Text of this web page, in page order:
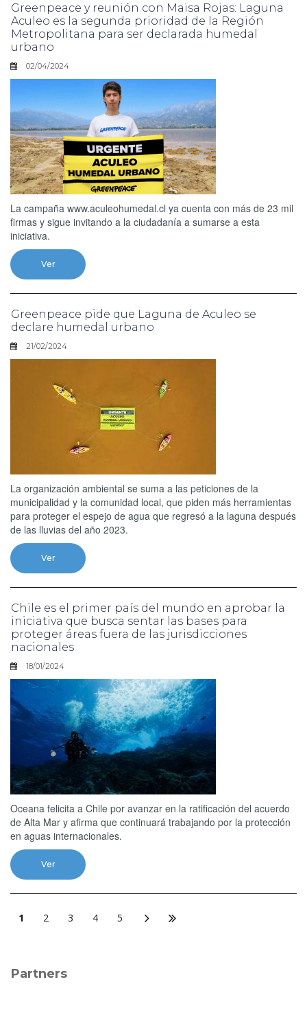
Greenpeace y reunión con Maisa Rojas: Laguna
Aculeo es la segunda prioridad de la Región
Metropolitana para ser declarada humedal
urbano
02/04/2024
La campaña www.aculeohumedal.cl ya cuenta con más de 23 mil
firmas y sigue invitando a la ciudadanía a sumarse a esta
iniciativa.
Ver
Greenpeace pide que Laguna de Aculeo se
declare humedal urbano
21/02/2024
La organización ambiental se suma a las peticiones de la
municipalidad y la comunidad local, que piden más herramientas
para proteger el espejo de agua que regresó a la laguna después
de las lluvias del año 2023.
Ver
Chile es el primer país del mundo en aprobar la
iniciativa que busca sentar las bases para
proteger áreas fuera de las jurisdicciones
nacionales
18/01/2024
Oceana felicita a Chile por avanzar en la ratificación del acuerdo
de Alta Mar y afirma que continuará trabajando por la protección
en aguas internacionales.
Ver
1 2 3 4 5
Partners